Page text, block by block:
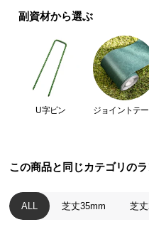
搬
に
返
副資材から選ぶ
U字ピン ジョイントテ
この商品と同じカテゴリの
ALL 芝丈35mm 芝